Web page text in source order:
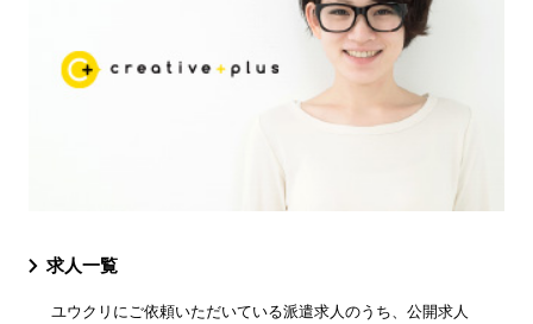
求人一覧
ユウクリにご依頼いただいている派遣求人のうち、公開求人